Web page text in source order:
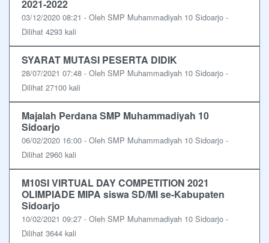
2021-2022
03/12/2020 08:21 - Oleh SMP Muhammadiyah 10 Sidoarjo -
Dilihat 4293 kali
SYARAT MUTASI PESERTA DIDIK
28/07/2021 07:48 - Oleh SMP Muhammadiyah 10 Sidoarjo -
Dilihat 27100 kali
Majalah Perdana SMP Muhammadiyah 10
Sidoarjo
06/02/2020 16:00 - Oleh SMP Muhammadiyah 10 Sidoarjo -
Dilihat 2960 kali
M10SI VIRTUAL DAY COMPETITION 2021
OLIMPIADE MIPA siswa SD/MI se-Kabupaten
Sidoarjo
10/02/2021 09:27 - Oleh SMP Muhammadiyah 10 Sidoarjo -
Dilihat 3644 kali